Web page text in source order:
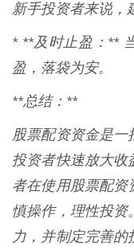
新手投资者来说，
* **及时止盈：**
盈，落袋为安。
**总结：**
股票配资资金是
投资者快速放大收
者在使用股票配资
慎操作，理性投资
力，并制定完善